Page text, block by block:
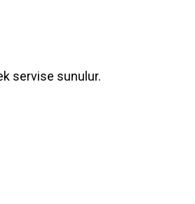
servise sunulur.